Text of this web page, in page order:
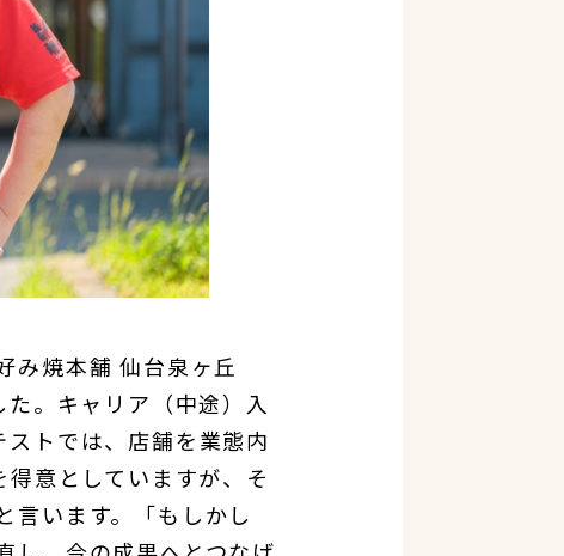
み焼本舗 仙台泉ヶ丘
。キャリア（中途）入
トでは、店舗を業態内
意としていますが、そ
言います。「もしかし